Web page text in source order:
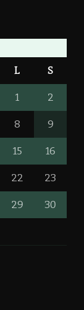
L S
1 2
8 9
15 16
22 23
29 30